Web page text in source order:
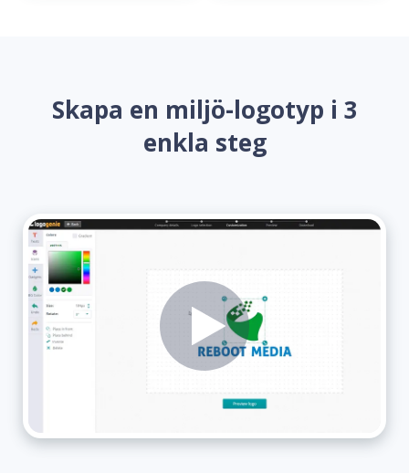
Skapa en miljö-logotyp i 3
enkla steg